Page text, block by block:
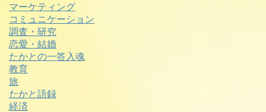
マーケティング
コミュニケーション
調査・研究
恋愛・結婚
たかとの一答入魂
教育
旅
たかと語録
経済